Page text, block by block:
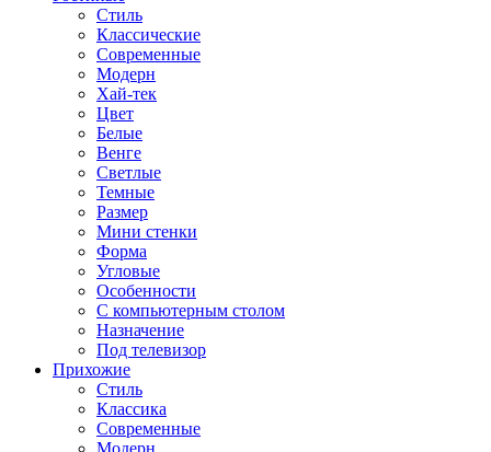
Стиль
Классические
Современные
Модерн
Хай-тек
Цвет
Белые
Венге
Светлые
Темные
Размер
Мини стенки
Форма
Угловые
Особенности
С компьютерным столом
Назначение
Под телевизор
Прихожие
Стиль
Классика
Современные
Модерн